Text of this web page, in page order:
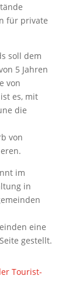
für private
soll dem
5 Jahren
von
es, mit
die
von
im
in
eine
gestellt.
Tourist-